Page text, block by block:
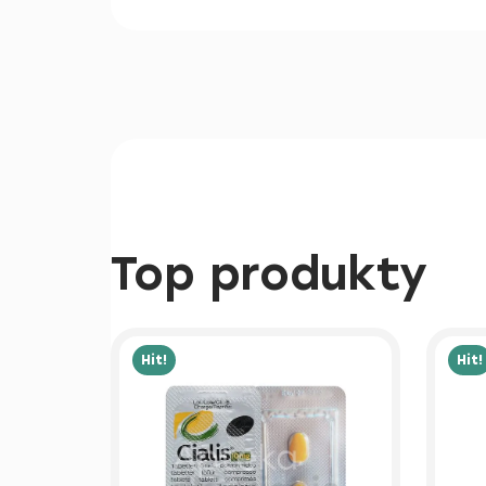
Top produkty
Hit! Hit!